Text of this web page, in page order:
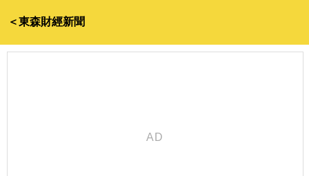
＜東森財經新聞